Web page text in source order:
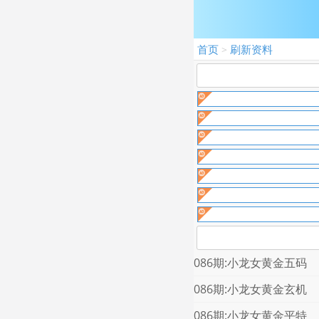
首页 > 刷新资料
086期:小龙女黄金五码
086期:小龙女黄金玄机
086期:小龙女黄金平特